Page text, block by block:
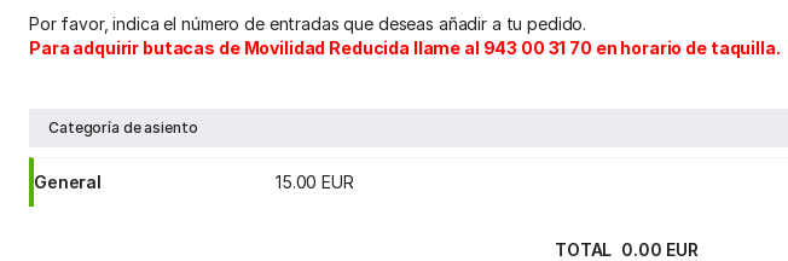
Por favor, indica el número de entradas que deseas añadir a tu pedido.
Para adquirir butacas de Movilidad Reducida llame al 943 00 31 70 en horario de taquilla.
Categoría de asiento
General 15.00 EUR
TOTAL 0.00 EUR